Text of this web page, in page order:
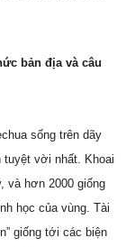
bản địa và câu
sống trên dãy
vời nhất. Khoai
và hơn 2000 giống
học của vùng. Tài
giống tới các biện